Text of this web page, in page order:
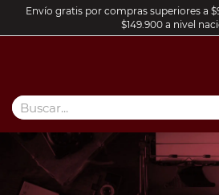
Envío gratis por compras superiores a
$149.900 a nivel